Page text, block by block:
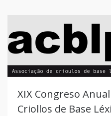
XIX Congreso
Criollos de Base